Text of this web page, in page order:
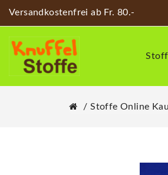
Versandkostenfrei ab Fr. 80.-
Stoffe Online